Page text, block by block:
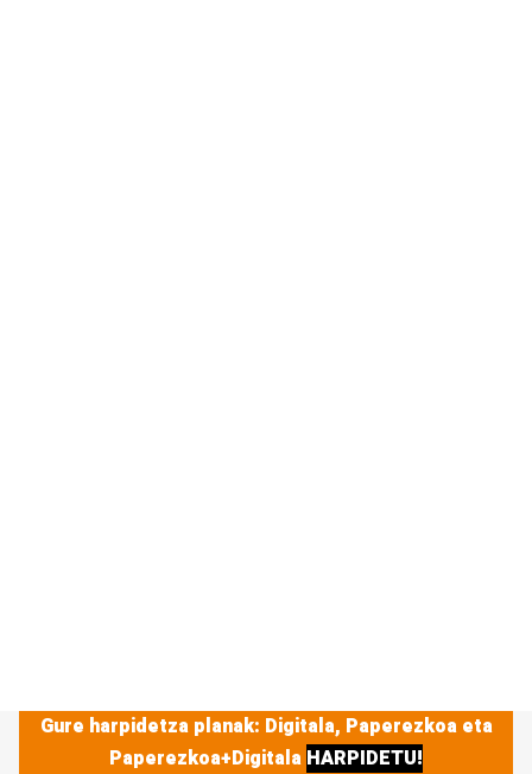
Gure harpidetza planak: Digitala, Paperezkoa eta
Paperezkoa+Digitala HARPIDETU!